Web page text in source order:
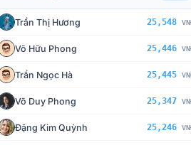
CHẾ TÀI XỬ LÝ VI PHẠM
Trần Thị Hương 25,548
Võ Hữu Phong 25,446
Trần Ngọc Hà 25,445
Võ Duy Phong 25,347
Đặng Kim Quỳnh 25,246